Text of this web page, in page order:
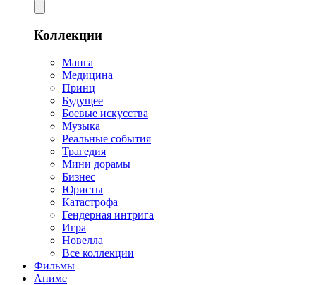
Коллекции
Манга
Медицина
Принц
Будущее
Боевые искусства
Музыка
Реальные события
Трагедия
Мини дорамы
Бизнес
Юристы
Катастрофа
Гендерная интрига
Игра
Новелла
Все коллекции
Фильмы
Аниме